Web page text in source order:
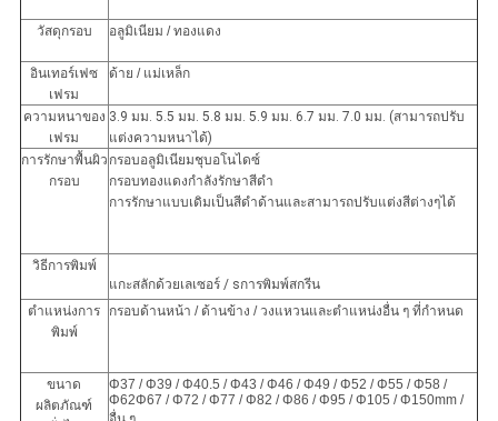
วัสดุกรอบ อลูมิเนียม / ทองแดง
อินเทอร์เฟซ
เฟรม
ด้าย / แม่เหล็ก
ความหนาของ
เฟรม
3.9 มม. 5.5 มม. 5.8 มม. 5.9 มม. 6.7 มม. 7.0 มม. (สามารถปรับ
แต่งความหนาได้)
การรักษาพื้นผิว
กรอบ
กรอบอลูมิเนียมชุบอโนไดซ์
กรอบทองแดงกำลังรักษาสีดำ
การรักษาแบบเดิมเป็นสีดำด้านและสามารถปรับแต่งสีต่างๆได้
วิธีการพิมพ์
แกะสลักด้วยเลเซอร์ / sการพิมพ์สกรีน
ตำแหน่งการ
พิมพ์
กรอบด้านหน้า / ด้านข้าง / วงแหวนและตำแหน่งอื่น ๆ ที่กำหนด
ขนาด
ผลิตภัณฑ์
Φ37 / Φ39 / Φ40.5 / Φ43 / Φ46 / Φ49 / Φ52 / Φ55 / Φ58 /
Φ62Φ67 / Φ72 / Φ77 / Φ82 / Φ86 / Φ95 / Φ105 / Φ150mm /